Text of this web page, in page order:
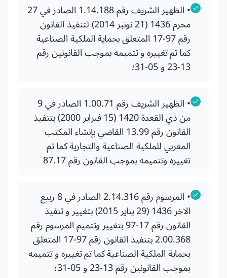
• الظهير الشريف رقم 1.14.188 الصادر في 27
محرم 1436 (21 نونبر 2014) لتنفيذ القانون
رقم 97-17 المتعلق بحماية الملكية الصناعية
كما تم تغييره و تتميمه بموجب القانونين رقم
13-23 و 05-31؛
• الظهير الشريف رقم 1.00.71 الصادر في 9
من ذي القعدة 1420 (15 فبراير 2000) بتنفيذ
القانون رقم 13.99 القاضي بإنشاء المكتب
المغربي للملكية الصناعية والتجارية كما تم
تغييره وتتميمه بموجب القانون رقم 87.17
• المرسوم رقم 2.14.316 الصادر في 8 ربيع
الاخر 1436 (29 يناير 2015) بتغيير و تنفيذ
القانون رقم 17-97 بتغيير وتتميم المرسوم رقم
2.00.368 بتنفيذ القانون رقم 97-17 المتعلق
بحماية الملكية الصناعية كما تم تغييره و تتميمه
بموجب القانونين رقم 13-23 و 05-31؛